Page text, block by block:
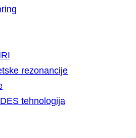
rezonancije
tehnologija